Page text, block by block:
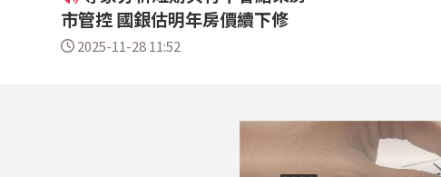
市管控 國銀估明年房價續下修
2025-11-28 11:52